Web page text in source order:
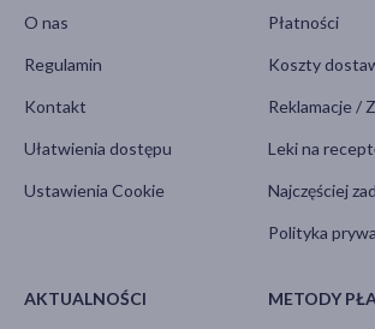
O nas
Regulamin
Kontakt
Ułatwienia dostępu
Ustawienia Cookie
Płatności
Koszty
Reklamacje /
Leki na
Najczęściej
Polityka
AKTUALNOŚCI METODY